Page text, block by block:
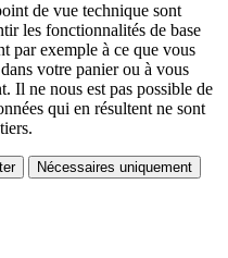
de vue technique sont
les fonctionnalités de base
par exemple à ce que vous
votre panier ou à vous
Il ne nous est pas possible de
qui en résultent ne sont
Nécessaires uniquement